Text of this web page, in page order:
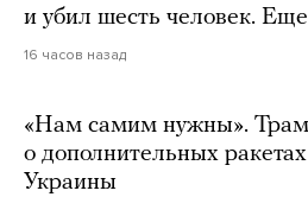
и убил шесть человек.
16 часов назад
«Нам самим нужны».
о дополнительных
Украины